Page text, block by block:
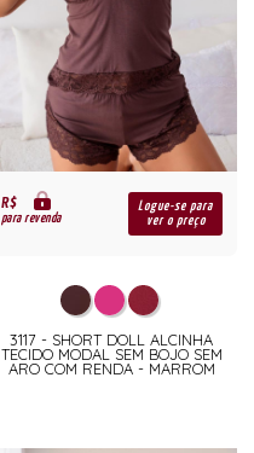
R$
para revenda
Logue-se para
ver o preço
3117 - SHORT DOLL ALCINHA
TECIDO MODAL SEM BOJO SEM
ARO COM RENDA - MARROM